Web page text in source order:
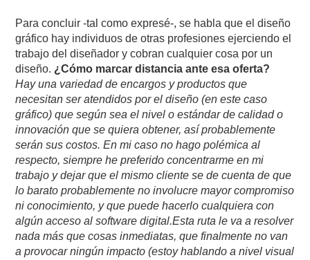
Para concluir -tal como expresé-, se habla que el diseño
gráfico hay individuos de otras profesiones ejerciendo el
trabajo del diseñador y cobran cualquier cosa por un
diseño. ¿Cómo marcar distancia ante esa oferta?
Hay una variedad de encargos y productos que
necesitan ser atendidos por el diseño (en este caso
gráfico) que según sea el nivel o estándar de calidad o
innovación que se quiera obtener, así probablemente
serán sus costos. En mi caso no hago polémica al
respecto, siempre he preferido concentrarme en mi
trabajo y dejar que el mismo cliente se de cuenta de que
lo barato probablemente no involucre mayor compromiso
ni conocimiento, y que puede hacerlo cualquiera con
algún acceso al software digital.Esta ruta le va a resolver
nada más que cosas inmediatas, que finalmente no van
a provocar ningún impacto (estoy hablando a nivel visual